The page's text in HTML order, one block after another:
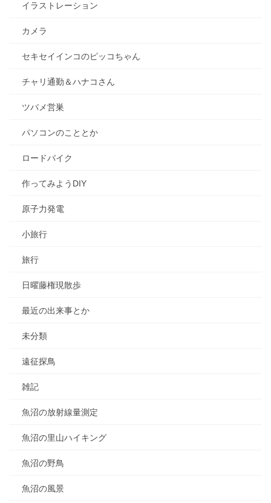
イラストレーション
カメラ
セキセイインコのピッコちゃん
チャリ通勤＆ハナコさん
ツバメ営巣
パソコンのこととか
ロードバイク
作ってみようDIY
原子力発電
小旅行
旅行
日曜藤権現散歩
最近の出来事とか
未分類
遠征探鳥
雑記
魚沼の放射線量測定
魚沼の里山ハイキング
魚沼の野鳥
魚沼の風景